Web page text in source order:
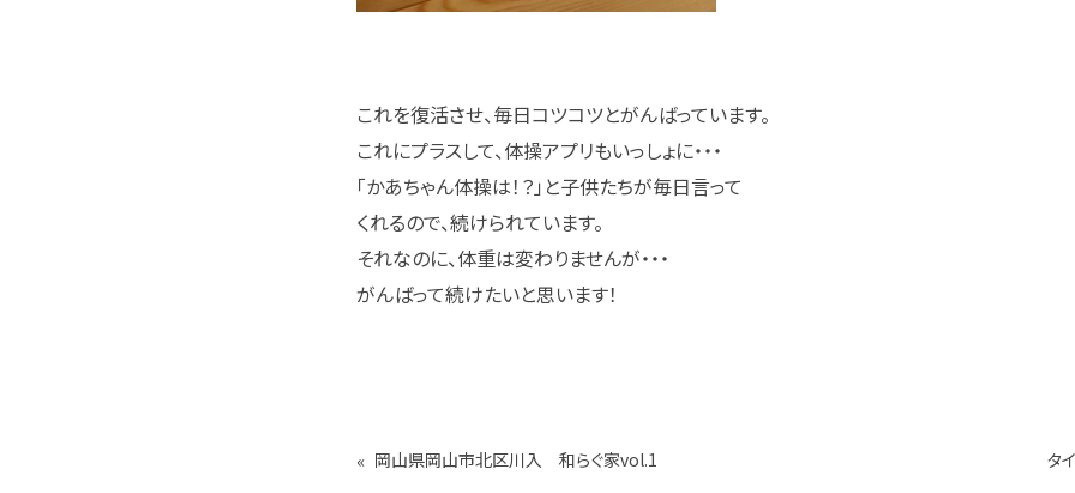
これを復活させ、毎日コツコツとがんばっています。
これにプラスして、体操アプリもいっしょに・・・
「かあちゃん体操は！？」と子供たちが毎日言って
くれるので、続けられています。
それなのに、体重は変わりませんが・・・
がんばって続けたいと思います！
« 岡山県岡山市北区川入 和らぐ家vol.1 タ